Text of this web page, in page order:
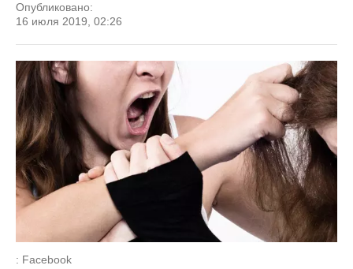
Опубликовано:
16 июля 2019, 02:26
: Facebook